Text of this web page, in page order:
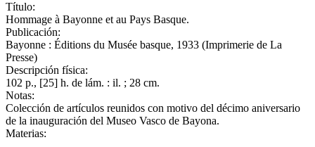
Título:
Hommage à Bayonne et au Pays Basque.
Publicación:
Bayonne : Éditions du Musée basque, 1933 (Imprimerie de La
Presse)
Descripción física:
102 p., [25] h. de lám. : il. ; 28 cm.
Notas:
Colección de artículos reunidos con motivo del décimo aniversario
de la inauguración del Museo Vasco de Bayona.
Materias: